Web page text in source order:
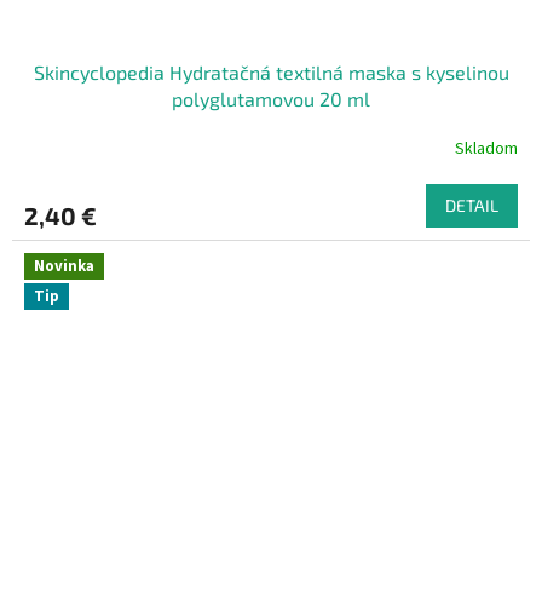
Skincyclopedia Hydratačná textilná maska s kyselinou
polyglutamovou 20 ml
Skladom
2,40 € DETAIL
Novinka
Tip